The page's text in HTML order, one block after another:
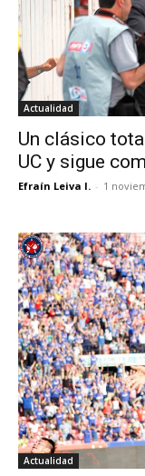
Actualidad
Un clásico
UC y sigue
Efraín Leiva I. - 1
Actualidad